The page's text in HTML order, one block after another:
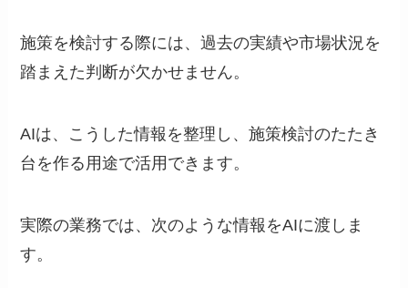
施策を検討する際には、過去の実績や市場状況を
踏まえた判断が欠かせません。
AIは、こうした情報を整理し、施策検討のたたき
台を作る用途で活用できます。
実際の業務では、次のような情報をAIに渡しま
す。